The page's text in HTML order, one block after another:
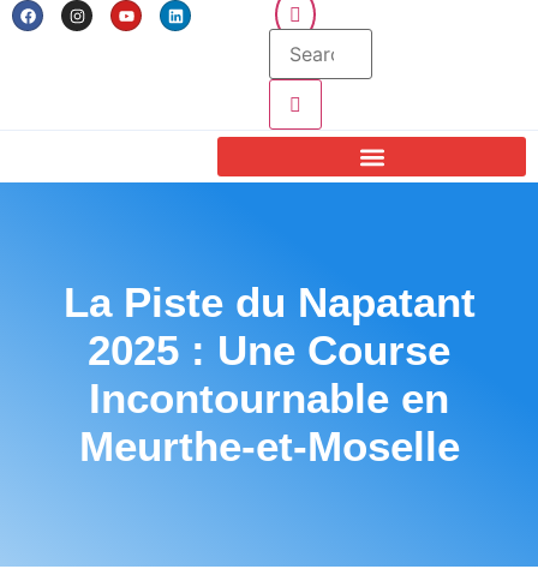
La Piste du Napatant
2025 : Une Course
Incontournable en
Meurthe-et-Moselle